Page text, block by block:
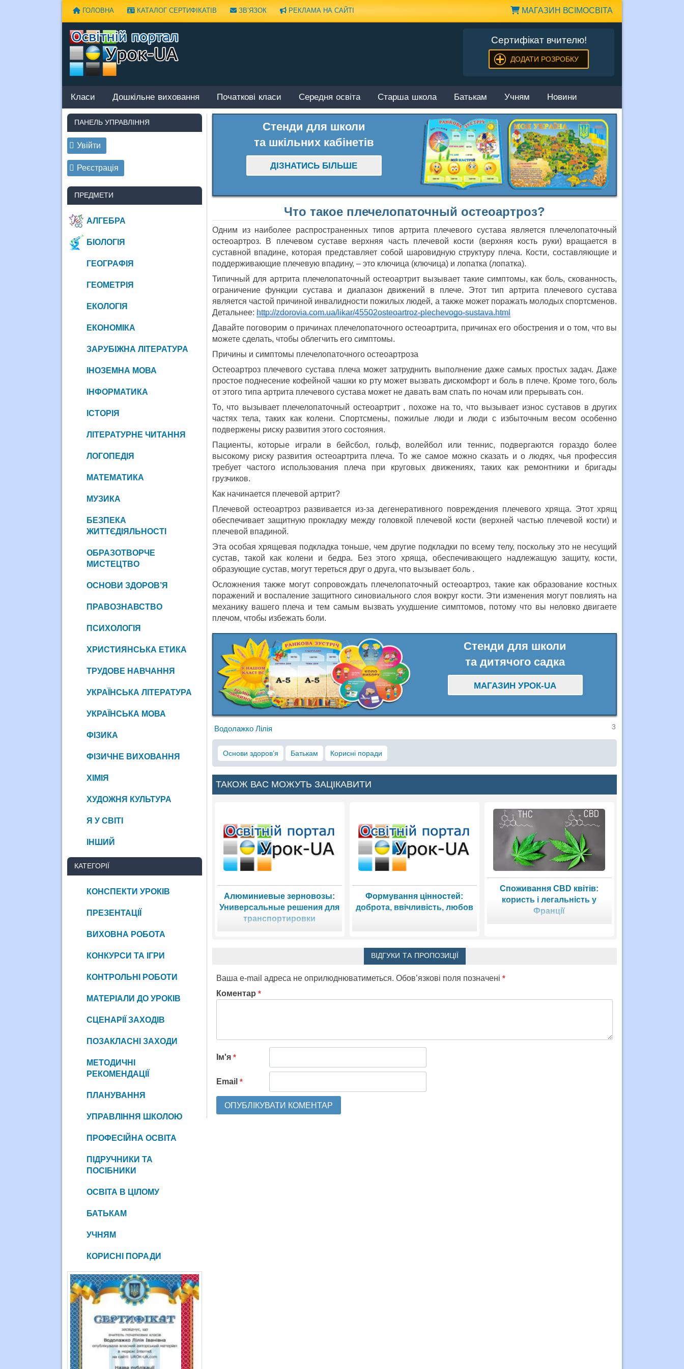
МАГАЗИН ВСІМОСВІТА
ГОЛОВНА КАТАЛОГ СЕРТИФІКАТІВ ЗВ’ЯЗОК РЕКЛАМА НА САЙТІ
Сертифікат вчителю!
ДОДАТИ РОЗРОБКУ
Класи Дошкільне виховання Початкові класи Середня освіта Старша школа Батькам Учням Новини
Стенди для школи
та шкільних кабінетів
ДІЗНАТИСЬ БІЛЬШЕ
Что такое плечелопаточный остеоартроз?
Одним из наиболее распространенных типов артрита плечевого сустава является плечелопаточный
остеоартроз. В плечевом суставе верхняя часть плечевой кости (верхняя кость руки) вращается в
суставной впадине, которая представляет собой шаровидную структуру плеча. Кости, составляющие и
поддерживающие плечевую впадину, – это ключица (ключица) и лопатка (лопатка).
Типичный для артрита плечелопаточный остеоартрит вызывает такие симптомы, как боль, скованность,
ограничение функции сустава и диапазон движений в плече. Этот тип артрита плечевого сустава
является частой причиной инвалидности пожилых людей, а также может поражать молодых спортсменов.
Детальнее: http://zdorovia.com.ua/likar/45502osteoartroz-plechevogo-sustava.html
Давайте поговорим о причинах плечелопаточного остеоартрита, причинах его обострения и о том, что вы
можете сделать, чтобы облегчить его симптомы.
Причины и симптомы плечелопаточного остеоартроза
Остеоартроз плечевого сустава плеча может затруднить выполнение даже самых простых задач. Даже
простое поднесение кофейной чашки ко рту может вызвать дискомфорт и боль в плече. Кроме того, боль
от этого типа артрита плечевого сустава может не давать вам спать по ночам или прерывать сон.
То, что вызывает плечелопаточный остеоартрит , похоже на то, что вызывает износ суставов в других
частях тела, таких как колени. Спортсмены, пожилые люди и люди с избыточным весом особенно
подвержены риску развития этого состояния.
Пациенты, которые играли в бейсбол, гольф, волейбол или теннис, подвергаются гораздо более
высокому риску развития остеоартрита плеча. То же самое можно сказать и о людях, чья профессия
требует частого использования плеча при круговых движениях, таких как ремонтники и бригады
грузчиков.
Как начинается плечевой артрит?
Плечевой остеоартроз развивается из-за дегенеративного повреждения плечевого хряща. Этот хрящ
обеспечивает защитную прокладку между головкой плечевой кости (верхней частью плечевой кости) и
плечевой впадиной.
Эта особая хрящевая подкладка тоньше, чем другие подкладки по всему телу, поскольку это не несущий
сустав, такой как колени и бедра. Без этого хряща, обеспечивающего надлежащую защиту, кости,
образующие сустав, могут тереться друг о друга, что вызывает боль .
Осложнения также могут сопровождать плечелопаточный остеоартроз, такие как образование костных
поражений и воспаление защитного синовиального слоя вокруг кости. Эти изменения могут повлиять на
механику вашего плеча и тем самым вызвать ухудшение симптомов, потому что вы неловко двигаете
плечом, чтобы избежать боли.
Стенди для школи
та дитячого садка
МАГАЗИН УРОК-UA
Водолажко Лілія 3
Основи здоров’я Батькам Корисні поради
ТАКОЖ ВАС МОЖУТЬ ЗАЦІКАВИТИ
Алюминиевые зерновозы:
Универсальные решения для
транспортировки
Формування цінностей:
доброта, ввічливість, любов
Споживання CBD квітів:
користь і легальність у
Франції
ВІДГУКИ ТА ПРОПОЗИЦІЇ
Ваша e-mail адреса не оприлюднюватиметься. Обов’язкові поля позначені *
Коментар *
Ім'я *
Email *
ПАНЕЛЬ УПРАВЛІННЯ
Увійти
Реєстрація
ПРЕДМЕТИ
АЛГЕБРА
БІОЛОГІЯ
ГЕОГРАФІЯ
ГЕОМЕТРІЯ
ЕКОЛОГІЯ
ЕКОНОМІКА
ЗАРУБІЖНА ЛІТЕРАТУРА
ІНОЗЕМНА МОВА
ІНФОРМАТИКА
ІСТОРІЯ
ЛІТЕРАТУРНЕ ЧИТАННЯ
ЛОГОПЕДІЯ
МАТЕМАТИКА
МУЗИКА
БЕЗПЕКА
ЖИТТЄДІЯЛЬНОСТІ
ОБРАЗОТВОРЧЕ
МИСТЕЦТВО
ОСНОВИ ЗДОРОВ’Я
ПРАВОЗНАВСТВО
ПСИХОЛОГІЯ
ХРИСТИЯНСЬКА ЕТИКА
ТРУДОВЕ НАВЧАННЯ
УКРАЇНСЬКА ЛІТЕРАТУРА
УКРАЇНСЬКА МОВА
ФІЗИКА
ФІЗИЧНЕ ВИХОВАННЯ
ХІМІЯ
ХУДОЖНЯ КУЛЬТУРА
Я У СВІТІ
ІНШИЙ
КАТЕГОРІЇ
КОНСПЕКТИ УРОКІВ
ПРЕЗЕНТАЦІЇ
ВИХОВНА РОБОТА
КОНКУРСИ ТА ІГРИ
КОНТРОЛЬНІ РОБОТИ
МАТЕРІАЛИ ДО УРОКІВ
СЦЕНАРІЇ ЗАХОДІВ
ПОЗАКЛАСНІ ЗАХОДИ
МЕТОДИЧНІ
РЕКОМЕНДАЦІЇ
ПЛАНУВАННЯ
УПРАВЛІННЯ ШКОЛОЮ
ПРОФЕСІЙНА ОСВІТА
ПІДРУЧНИКИ ТА
ПОСІБНИКИ
ОСВІТА В ЦІЛОМУ
БАТЬКАМ
УЧНЯМ
КОРИСНІ ПОРАДИ